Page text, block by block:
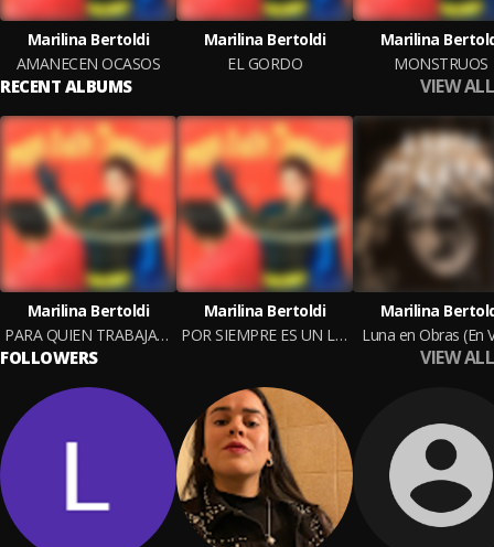
Marilina Bertoldi
AMANECEN OCASOS
Marilina Bertoldi
EL GORDO
Marilina
MONSTRUOS
RECENT ALBUMS VIEW ALL
Marilina Bertoldi
PARA QUIEN TRABAJAS Vol. I
Marilina Bertoldi
POR SIEMPRE ES UN LUGAR
Marilina
Luna en Obras (En
FOLLOWERS VIEW ALL